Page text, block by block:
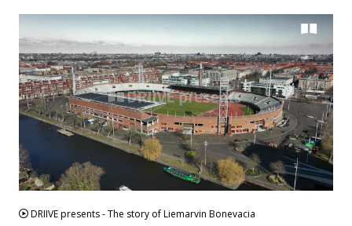
VIDEO
DRIIVE presents - The story of Liemarvin Bonevacia